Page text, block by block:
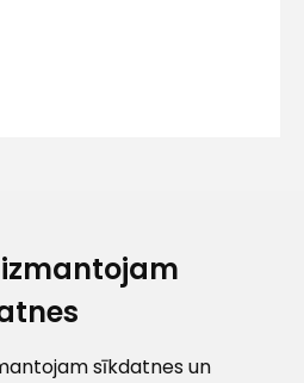
izmantojam
sīkdatnes un
nov., LV - 3801
lietošanas noteikumiem